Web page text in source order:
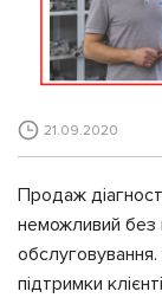
21.09.2020
Продаж
неможливий без
підтримки